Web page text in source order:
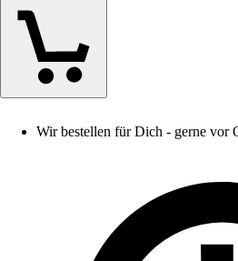
Wir bestellen für Dich - gerne vor